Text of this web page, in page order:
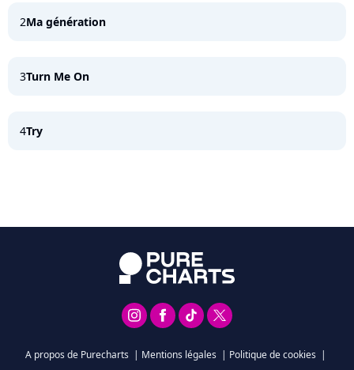
2Ma génération
3Turn Me On
4Try
A propos de Purecharts | Mentions légales | Politique de cookies |